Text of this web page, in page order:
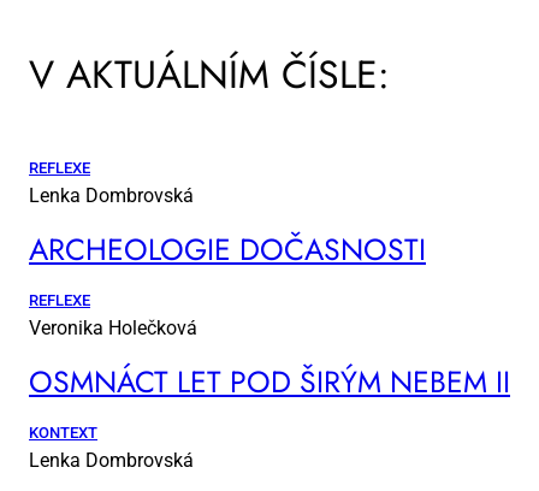
V AKTUÁLNÍM ČÍSLE:
REFLEXE
Lenka Dombrovská
AR­CHE­O­LO­GIE DO­ČAS­NOS­TI
REFLEXE
Veronika Holečková
OSM­NÁCT LET POD ŠI­RÝM NE­BEM II
KONTEXT
Lenka Dombrovská